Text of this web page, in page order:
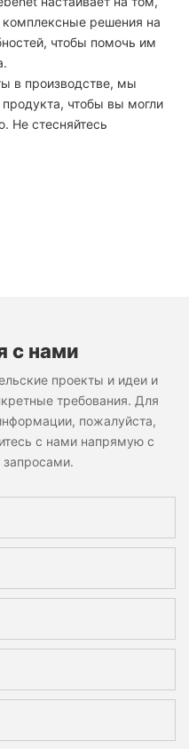
комплексные решения на
чтобы помочь им
в производстве, мы
чтобы вы могли
Не стесняйтесь
с нами
проекты и идеи и
требования. Для
пожалуйста,
с нами напрямую с